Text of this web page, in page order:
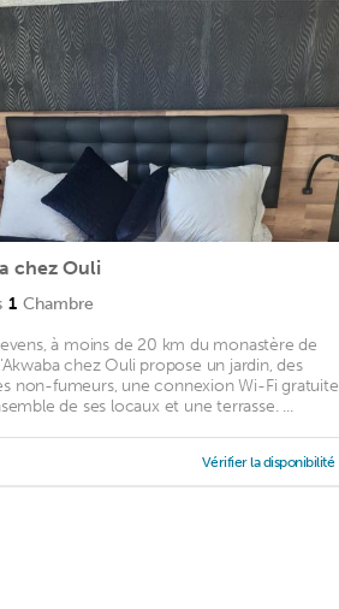
chez Ouli
1 Chambre
à moins de 20 km du monastère de
chez Ouli propose un jardin, des
non-fumeurs, une connexion Wi-Fi gratuite
de ses locaux et une terrasse. ...
Vérifier la disponibilité